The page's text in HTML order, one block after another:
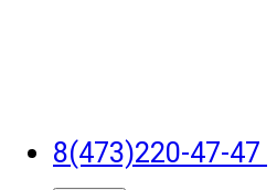
8(473)220-47-47